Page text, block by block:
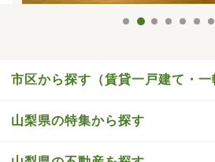
市区から探す（賃貸一戸建て・一
山梨県の特集から探す